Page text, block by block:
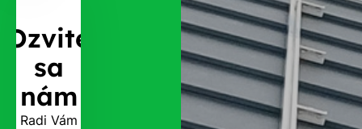
Ozvite
sa
nám
Radi Vám